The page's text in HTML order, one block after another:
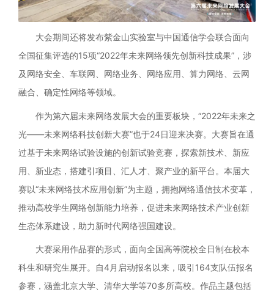
大会期间还将发布紫金山实验室与中国通信学会联合面向
全国征集评选的15项“2022年未来网络领先创新科技成果”，涉
及网络安全、车联网、网络业务、网络应用、算力网络、云网
融合、确定性网络等领域。
作为第六届未来网络发展大会的重要板块，“2022年未来之
光——未来网络科技创新大赛”也于24日迎来决赛。大赛旨在通
过基于未来网络试验设施的创新试验竞赛，探索新技术、新应
用、新业态，搭建引项目、汇人才、聚产业的新平台。本届大
赛以“未来网络技术应用创新”为主题，拥抱网络通信技术变革，
推动高校学生网络创新能力培养，促进未来网络技术产业创新
生态体系建设，助力新时代网络强国建设。
大赛采用作品赛的形式，面向全国高等院校全日制在校本
科生和研究生展开。自4月启动报名以来，吸引164支队伍报名
参赛，涵盖北京大学、清华大学等70多所高校。作品主题包括